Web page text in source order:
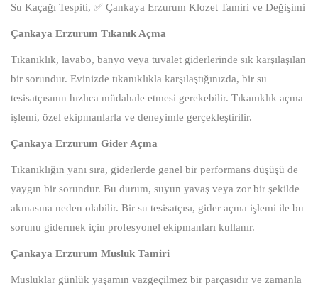
Su Kaçağı Tespiti, ✅ Çankaya Erzurum Klozet Tamiri ve Değişimi
Çankaya Erzurum Tıkanık Açma
Tıkanıklık, lavabo, banyo veya tuvalet giderlerinde sık karşılaşılan
bir sorundur. Evinizde tıkanıklıkla karşılaştığınızda, bir su
tesisatçısının hızlıca müdahale etmesi gerekebilir. Tıkanıklık açma
işlemi, özel ekipmanlarla ve deneyimle gerçekleştirilir.
Çankaya Erzurum Gider Açma
Tıkanıklığın yanı sıra, giderlerde genel bir performans düşüşü de
yaygın bir sorundur. Bu durum, suyun yavaş veya zor bir şekilde
akmasına neden olabilir. Bir su tesisatçısı, gider açma işlemi ile bu
sorunu gidermek için profesyonel ekipmanları kullanır.
Çankaya Erzurum Musluk Tamiri
Musluklar günlük yaşamın vazgeçilmez bir parçasıdır ve zamanla